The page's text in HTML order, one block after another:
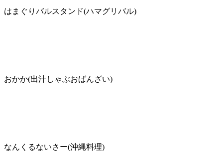
はまぐりバルスタンド(ハマグリバル)
おかか(出汁しゃぶおばんざい)
なんくるないさー(沖縄料理)